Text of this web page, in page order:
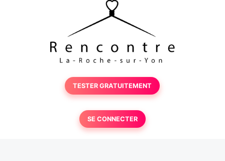
TESTER GRATUITEMENT
SE CONNECTER